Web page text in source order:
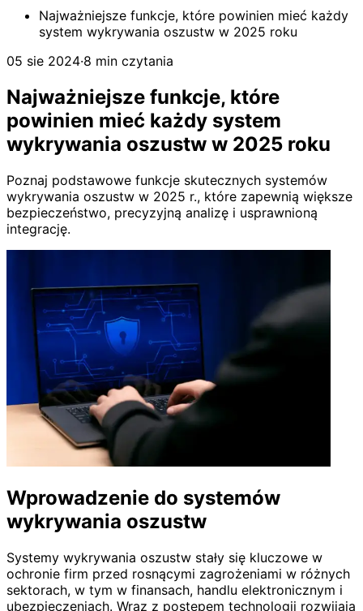
Najważniejsze funkcje, które powinien mieć każdy
system wykrywania oszustw w 2025 roku
05 sie 2024·8 min czytania
Najważniejsze funkcje, które
powinien mieć każdy system
wykrywania oszustw w 2025 roku
Poznaj podstawowe funkcje skutecznych systemów
wykrywania oszustw w 2025 r., które zapewnią większe
bezpieczeństwo, precyzyjną analizę i usprawnioną
integrację.
Wprowadzenie do systemów
wykrywania oszustw
Systemy wykrywania oszustw stały się kluczowe w
ochronie firm przed rosnącymi zagrożeniami w różnych
sektorach, w tym w finansach, handlu elektronicznym i
ubezpieczeniach. Wraz z postępem technologii rozwijają